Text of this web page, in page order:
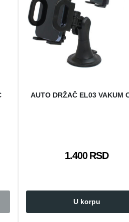
AUTO DRŽAČ EL03 VAKUM
1.400 RSD
U korpu